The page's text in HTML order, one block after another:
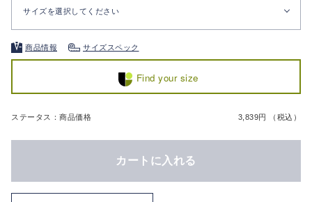
サイズを選択してください
商品情報 サイズスペック
Find your size
ステータス：商品価格 3,839円 （税込）
カートに入れる